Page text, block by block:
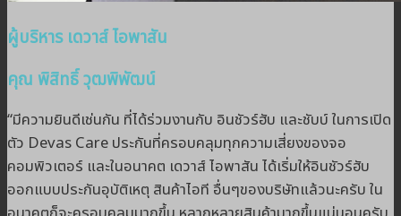
ผู้บริหาร เดวาส์ ไอพาสัน
คุณ พิสิทธิ์ วุฒพิพัฒน์
“มีความยินดีเช่นกัน ที่ได้ร่วมงานกับ อินชัวร์ฮับ และชับบ์ ในการเปิด
ตัว Devas Care ประกันที่ครอบคลุมทุกความเสี่ยงของจอ
คอมพิวเตอร์ และในอนาคต เดวาส์ ไอพาสัน ได้เริ่มให้อินชัวร์ฮับ
ออกแบบประกันอุบัติเหตุ สินค้าไอที อื่นๆของบริษัทแล้วนะครับ ใน